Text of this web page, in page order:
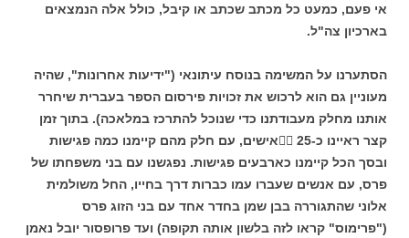
אי פעם, כמעט כל מכתב שכתב או קיבל, כולל אלה הנמצאים
בארכיון צה"ל.
הסתערנו על המשימה בנוסח עיתונאי ("ידיעות אחרונות", שהיה
מעוניין גם הוא לרכוש את זכויות פירסום הספר בעברית שיחרר
אותנו מחלק מעבודתנו כדי שנוכל להתרכז במלאכה). בתוך זמן
קצר ראיינו כ-25 אישים, עם חלק מהם קיימנו כמה פגישות
ובסך הכל קיימנו כארבעים פגישות. נפגשנו עם בני משפחתו של
פרס, עם אנשים שעברו עמו כברות דרך בחייו, החל משולמית
אלוני שהתגוררה בבן שמן בחדר אחד עם בני הזוג פרס
("פרימוס" קראו לזה בלשון אותה תקופה) ועד פרופסור יובל נאמן